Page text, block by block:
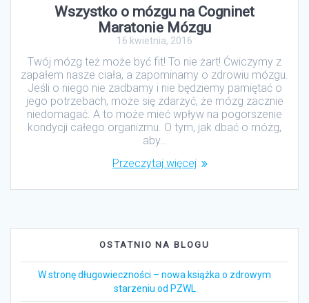
Wszystko o mózgu na Cogninet
Maratonie Mózgu
16 kwietnia, 2016
Twój mózg też może być fit! To nie żart! Ćwiczymy z
zapałem nasze ciała, a zapominamy o zdrowiu mózgu.
Jeśli o niego nie zadbamy i nie będziemy pamiętać o
jego potrzebach, może się zdarzyć, że mózg zacznie
niedomagać. A to może mieć wpływ na pogorszenie
kondycji całego organizmu. O tym, jak dbać o mózg,
aby…
Przeczytaj więcej
OSTATNIO NA BLOGU
W stronę długowieczności – nowa książka o zdrowym
starzeniu od PZWL